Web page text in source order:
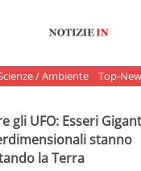
/ Ambiente Top-
gli UFO: Esseri
stanno
la Terra